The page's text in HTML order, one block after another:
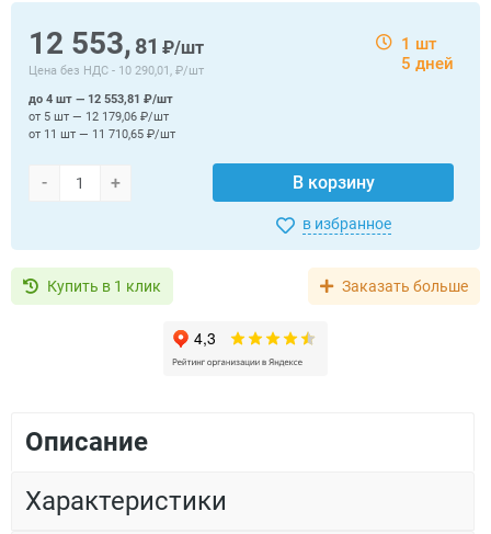
12 553, 81 ₽/шт
Цена без НДС - 10 290,01, ₽/шт
1 шт
5 дней
- + В корзину
до 4 шт — 12 553,81 ₽/шт
от 5 шт — 12 179,06 ₽/шт
от 11 шт — 11 710,65 ₽/шт
в избранное
Купить в 1 клик Заказать больше
Описание
Характеристики